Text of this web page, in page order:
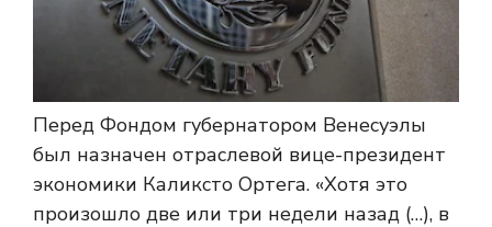
Перед Фондом губернатором Венесуэлы
был назначен отраслевой вице-президент
экономики Каликсто Ортега. «Хотя это
произошло две или три недели назад (…), в